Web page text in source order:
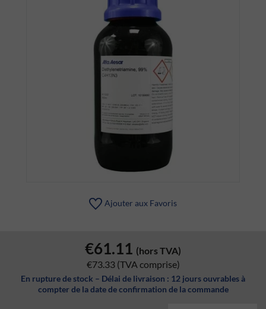
Ajouter aux Favoris
€61.11 (hors TVA)
€73.33 (TVA comprise)
En rupture de stock – Délai de livraison : 12 jours ouvrables à
compter de la date de confirmation de la commande